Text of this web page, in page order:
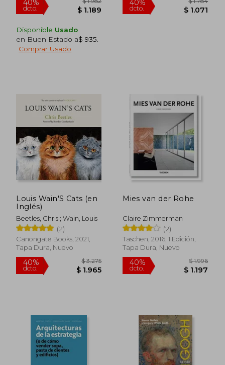
40%
dcto.
$ 1.982
$ 1.189
Disponible Usado
en Buen Estado a$ 935
Comprar Usado
40%
dcto.
Louis Wain'S Cats (en
Inglés)
Beetles, Chris ; Wain, Louis
(2)
Canongate Books, 2021,
Tapa Dura, Nuevo
Mies van der Rohe
Claire Zimmerman
(2)
Taschen, 2016, 1 Edición,
Tapa Dura, Nuevo